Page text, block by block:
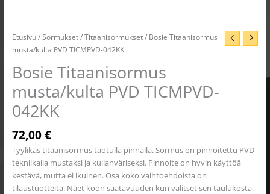
Etusivu/Sormukset/Titaanisormukset/ Bosie Titaanisormus
musta/kulta PVD TICMPVD-042KK
Bosie Titaanisormus
musta/kulta PVD TICMPVD-
042KK
72,00€
Tyylikäs titaanisormus taotulla pinnalla. Sormus on pinnoitettu PVD-
tekniikalla mustaksi ja kullanväriseksi. Pinnoite on hyvin käyttöä
kestävä, mutta ei ikuinen. Osa koko vaihtoehdoista on
tilaustuotteita. Näet koon saatavuuden kun valitset sen taulukosta.